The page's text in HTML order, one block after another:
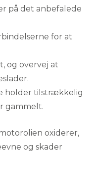
på det anbefalede
for at
og overvej at
holder tilstrækkelig
gammelt.
oxiderer,
og skader